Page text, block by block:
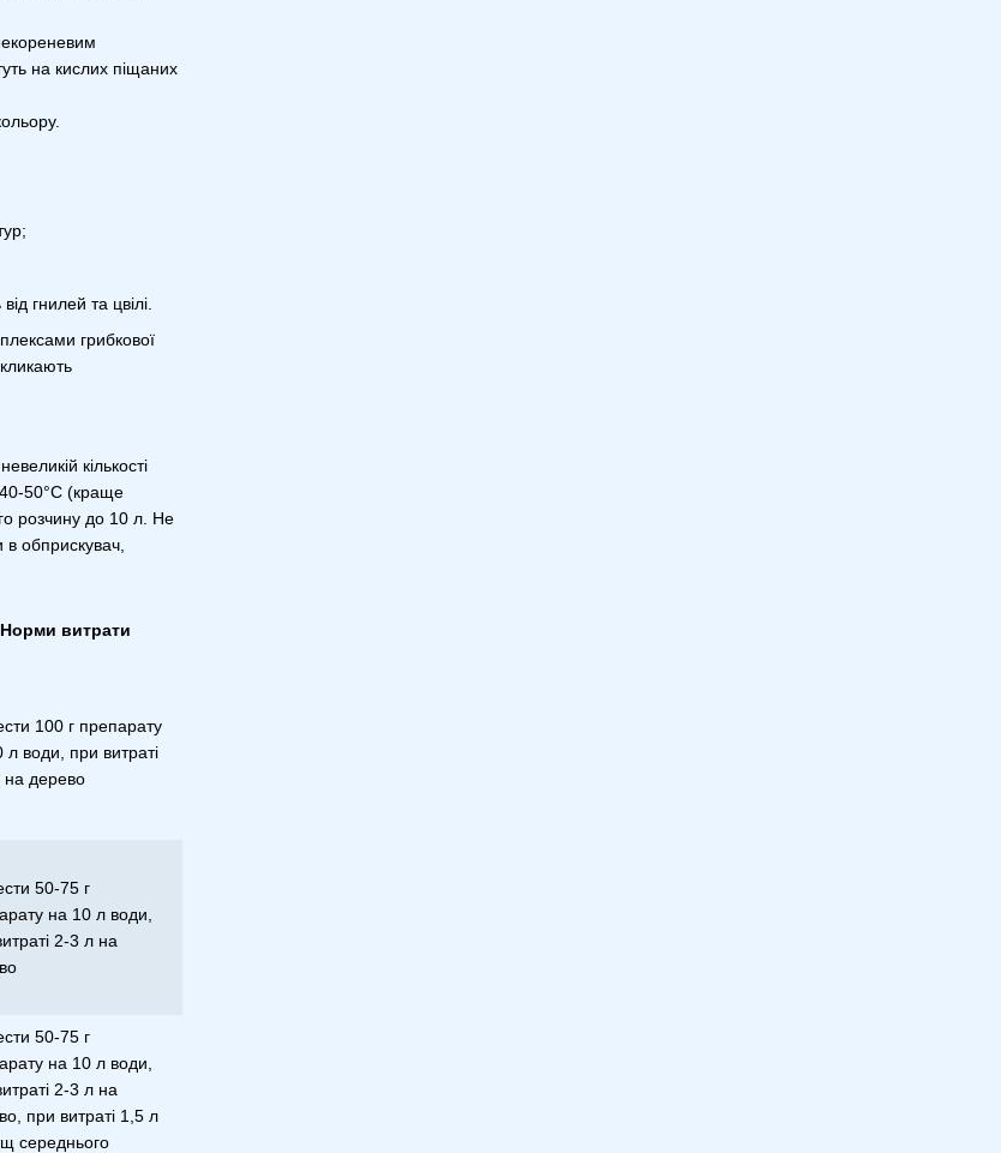
на кислих піщаних
гнилей та цвілі.
грибкової
кількості
40-50°C (краще
розчину до 10 л. Не
обприскувач,
Норми витрати
100 г препарату
л води, при витраті
на дерево
50-75 г
на 10 л води,
2-3 л на
50-75 г
на 10 л води,
2-3 л на
при витраті 1,5 л
середнього